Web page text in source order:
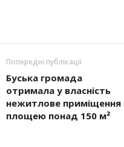
Попередні публікації
Буська громада
отримала у власність
нежитлове приміщення
площею понад 150 м²